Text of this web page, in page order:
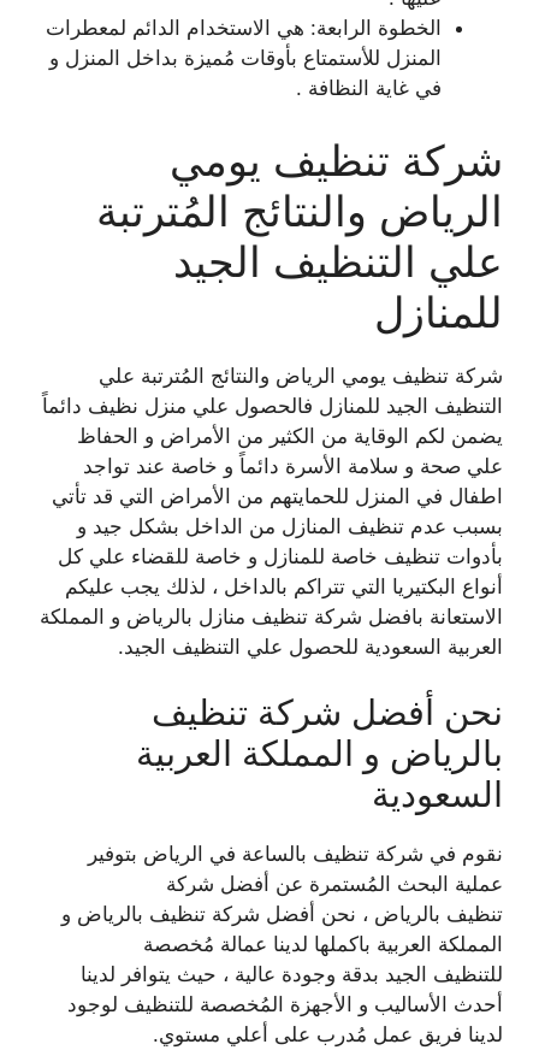
الخطوة الرابعة: هي الاستخدام الدائم لمعطرات
المنزل للأستمتاع بأوقات مُميزة بداخل المنزل و
في غاية النظافة .
شركة تنظيف يومي
الرياض والنتائج المُترتبة
علي التنظيف الجيد
للمنازل
شركة تنظيف يومي الرياض والنتائج المُترتبة علي
التنظيف الجيد للمنازل فالحصول علي منزل نظيف دائماً
يضمن لكم الوقاية من الكثير من الأمراض و الحفاظ
علي صحة و سلامة الأسرة دائماً و خاصة عند تواجد
اطفال في المنزل للحمايتهم من الأمراض التي قد تأتي
بسبب عدم تنظيف المنازل من الداخل بشكل جيد و
بأدوات تنظيف خاصة للمنازل و خاصة للقضاء علي كل
أنواع البكتيريا التي تتراكم بالداخل ، لذلك يجب عليكم
الاستعانة بافضل شركة تنظيف منازل بالرياض و المملكة
العربية السعودية للحصول علي التنظيف الجيد.
نحن أفضل شركة تنظيف
بالرياض و المملكة العربية
السعودية
نقوم في شركة تنظيف بالساعة في الرياض بتوفير
عملية البحث المُستمرة عن أفضل شركة
تنظيف بالرياض ، نحن أفضل شركة تنظيف بالرياض و
المملكة العربية باكملها لدينا عمالة مُخصصة
للتنظيف الجيد بدقة وجودة عالية ، حيث يتوافر لدينا
أحدث الأساليب و الأجهزة المُخصصة للتنظيف لوجود
لدينا فريق عمل مُدرب على أعلي مستوي.